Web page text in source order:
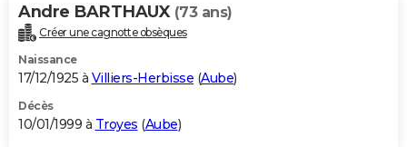
Andre BARTHAUX (73 ans)
Créer une cagnotte obsèques
Naissance
17/12/1925 à Villiers-Herbisse (Aube)
Décès
10/01/1999 à Troyes (Aube)